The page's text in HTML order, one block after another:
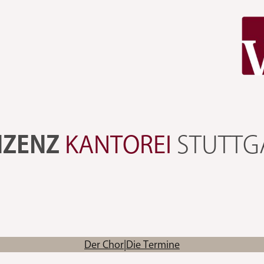
KANTOREI
Der Chor Die Termine